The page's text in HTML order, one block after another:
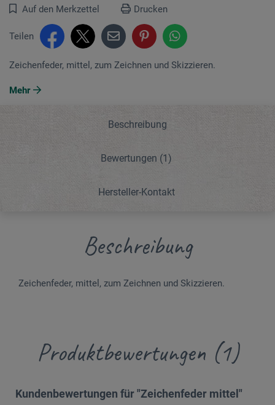
Auf den Merkzettel Drucken
Teilen
Zeichenfeder, mittel, zum Zeichnen und Skizzieren.
Mehr
Beschreibung
Bewertungen (1)
Hersteller-Kontakt
Beschreibung
Zeichenfeder, mittel, zum Zeichnen und Skizzieren.
Produktbewertungen (1)
Kundenbewertungen für "Zeichenfeder mittel"